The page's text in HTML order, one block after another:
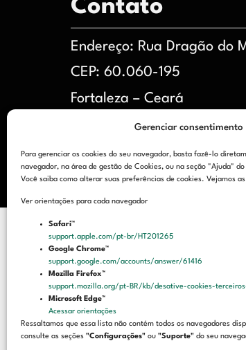
Gerenciar consentimento
Para gerenciar os cookies do seu navegador, basta fazê-lo
navegador, na área de gestão de Cookies, ou na seção "Ajuda"
Você saiba como alterar suas preferências de cookies. Vejamos
Ver orientações para cada navegador
Safari™
support.apple.com/pt-br/HT201265
Google Chrome™
support.google.com/accounts/answer/61416
Mozilla Firefox™
support.mozilla.org/pt-BR/kb/desative-cookies-
Microsoft Edge™
Acessar orientações
Ressaltamos que essa lista não contém todos os navegadores
consulte as seções "Configurações" ou "Suporte" do seu
Contato
Endereço: Rua Dragão do
CEP: 60.060-195
Fortaleza – Ceará